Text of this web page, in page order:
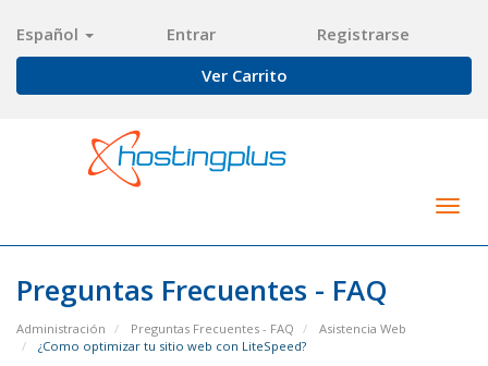
Español Entrar
Registrarse
Ver Carrito
Preguntas Frecuentes - FAQ
Administración Preguntas Frecuentes - FAQ
Asistencia Web
¿Como optimizar tu sitio web con LiteSpeed?